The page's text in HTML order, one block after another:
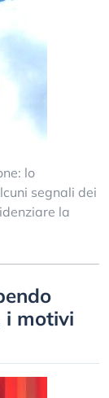
lo
segnali dei
la
i motivi